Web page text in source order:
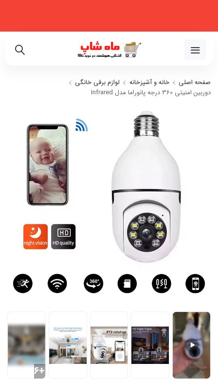
صفحه اصلی خانه و آشپزخانه
لوازم برقی خانگی
دوربین امنیتی 360 درجه پانوراما مدل Infrared
+6